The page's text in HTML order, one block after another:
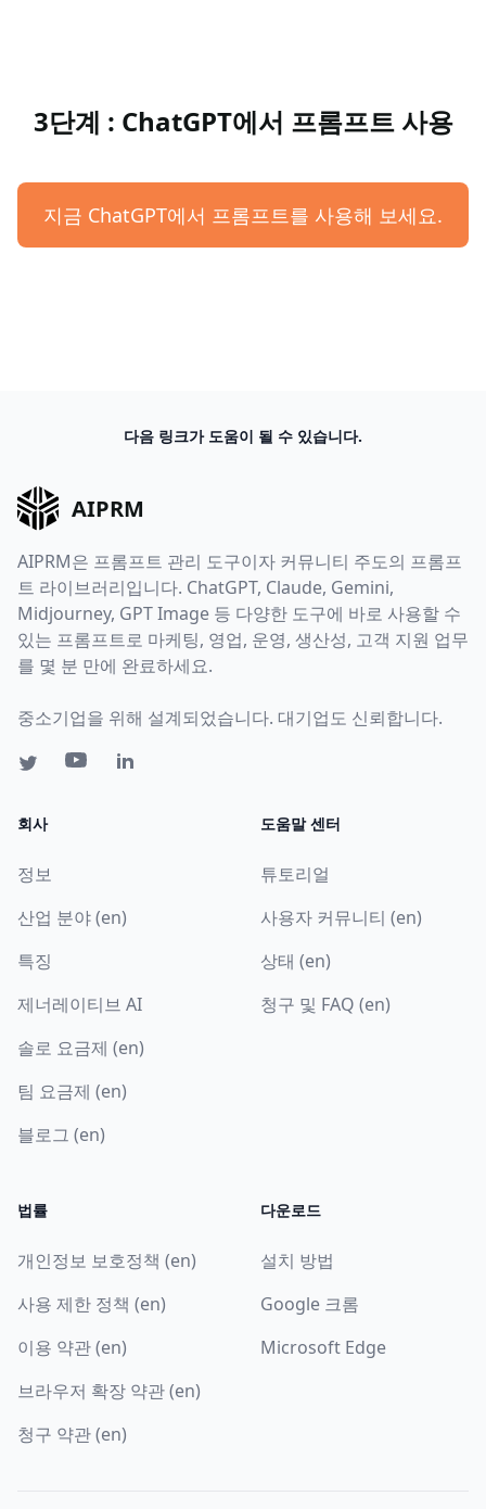
3단계 : ChatGPT에서 프롬프트 사용
지금 ChatGPT에서 프롬프트를 사용해 보세요.
다음 링크가 도움이 될 수 있습니다.
AIPRM
AIPRM은 프롬프트 관리 도구이자 커뮤니티 주도의 프롬프
트 라이브러리입니다. ChatGPT, Claude, Gemini,
Midjourney, GPT Image 등 다양한 도구에 바로 사용할 수
있는 프롬프트로 마케팅, 영업, 운영, 생산성, 고객 지원 업무
를 몇 분 만에 완료하세요.
중소기업을 위해 설계되었습니다. 대기업도 신뢰합니다.
회사
정보
산업 분야 (en)
특징
제너레이티브 AI
솔로 요금제 (en)
팀 요금제 (en)
블로그 (en)
도움말 센터
튜토리얼
사용자 커뮤니티 (en)
상태 (en)
청구 및 FAQ (en)
법률
개인정보 보호정책 (en)
사용 제한 정책 (en)
이용 약관 (en)
브라우저 확장 약관 (en)
청구 약관 (en)
다운로드
설치 방법
Google 크롬
Microsoft Edge